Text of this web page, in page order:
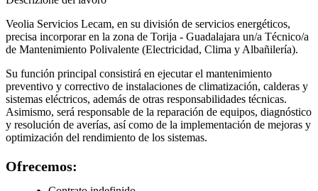
Veolia Servicios Lecam, en su división de servicios energéticos,
precisa incorporar en la zona de Torija - Guadalajara un/a Técnico/a
de Mantenimiento Polivalente (Electricidad, Clima y Albañilería).
Su función principal consistirá en ejecutar el mantenimiento
preventivo y correctivo de instalaciones de climatización, calderas y
sistemas eléctricos, además de otras responsabilidades técnicas.
Asimismo, será responsable de la reparación de equipos, diagnóstico
y resolución de averías, así como de la implementación de mejoras y
optimización del rendimiento de los sistemas.
Ofrecemos: